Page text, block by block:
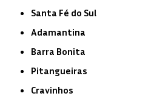
Santa Fé do Sul
Adamantina
Barra Bonita
Pitangueiras
Cravinhos